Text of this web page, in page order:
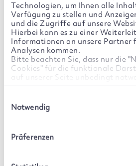
Technologien, um Ihnen alle
Verfügung zu stellen und
und die Zugriffe auf unsere
Hierbei kann es zu einer
Informationen an unsere Partner
Analysen kommen.
Bitte beachten Sie, dass nur die
Cookies" für die funktionale
auf unserer Seite unbedingt
weiteren Cookies sind optional.
jederzeit von Ihnen widerrufen
Einwilligung im Cookie-Banner
des Cookie-Banners klicken.
who
Notwendig
Präferenzen
Quick Check:
In 5 Minuten zum
Ob Sie Szenarien simulieren
Angaben in unserem Quick